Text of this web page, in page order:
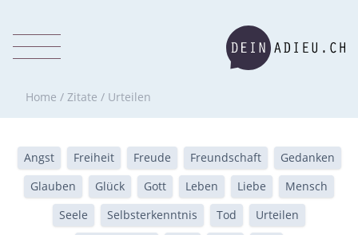
Home / Zitate / Urteilen
Angst Freiheit Freude Freundschaft
Gedanken
Glauben
Glück Gott Leben Liebe
Mensch
Seele
Selbsterkenntnis Tod
Urteilen